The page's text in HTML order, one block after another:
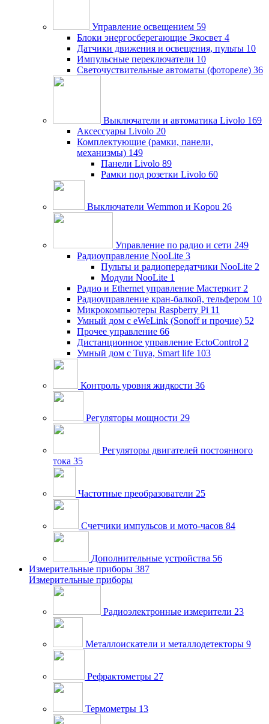
Управление освещением 59
Блоки энергосберегающие Экосвет 4
Датчики движения и освещения, пульты 10
Импульсные переключатели 10
Светочуствительные автоматы (фотореле) 36
Выключатели и автоматика Livolo 169
Аксессуары Livolo 20
Комплектующие (рамки, панели,
механизмы) 149
Панели Livolo 89
Рамки под розетки Livolo 60
Выключатели Wemmon и Kopou 26
Управление по радио и сети 249
Радиоуправление NooLite 3
Пульты и радиопередатчики NooLite 2
Модули NooLite 1
Радио и Ethernet управление Мастеркит 2
Радиоуправление кран-балкой, тельфером 10
Микрокомпьютеры Raspberry Pi 11
Умный дом c eWeLink (Sonoff и прочие) 52
Прочее управление 66
Дистанционное управление EctoControl 2
Умный дом с Tuya, Smart life 103
Контроль уровня жидкости 36
Регуляторы мощности 29
Регуляторы двигателей постоянного
тока 35
Частотные преобразователи 25
Счетчики импульсов и мото-часов 84
Дополнительные устройства 56
Измерительные приборы 387
Измерительные приборы
Радиоэлектронные измерители 23
Металлоискатели и металлодетекторы 9
Рефрактометры 27
Термометры 13